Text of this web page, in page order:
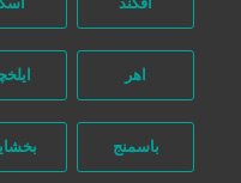
ایلخچی
باسمنج بخشایش